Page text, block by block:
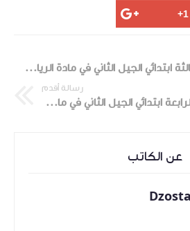
تقويمات السنة الثالثة ابتدائي الجيل الثاني في مادة الرياضيات الفصل الثاني
رسالة أقدم
تقويم مع الحل السنة الرابعة ابتدائي الجيل الثاني في مادة التاريخ الفصل الثاني
عن الكاتب